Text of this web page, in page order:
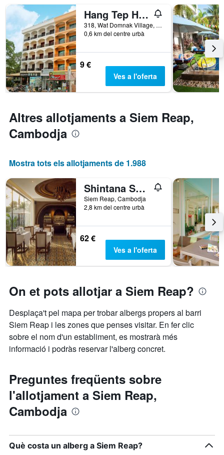
de
setmana.
El
gràfic
té
1
eix
Y
que
preu
d'una
Hang Tep Hostel
318, Wat Domnak Village, Salar Kamroek, Siem Reap, Cambodja
0,6 km del centre urbà
9 €
Ves a l'oferta
Altres allotjaments a Siem Reap,
Cambodja
Mostra tots els allotjaments de 1.988
Shintana Saya Residence
Siem Reap, Cambodja
2,8 km del centre urbà
62 €
Ves a l'oferta
On et pots allotjar a Siem Reap?
Desplaça't pel mapa per trobar albergs propers al barri
Siem Reap i les zones que penses visitar. En fer clic
sobre el nom d'un establiment, es mostrarà més
informació i podràs reservar l'alberg concret.
Preguntes freqüents sobre
l'allotjament a Siem Reap,
Cambodja
Què costa un alberg a Siem Reap?